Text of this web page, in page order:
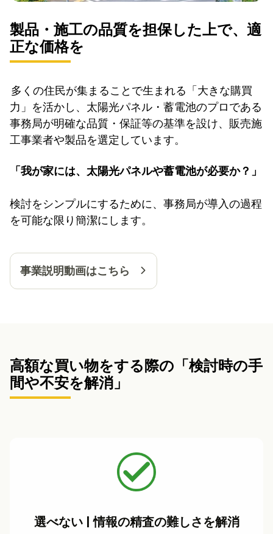
製品・施工の品質を担保した上で、適
正な価格を
多くの住民が集まることで生まれる「大きな購買
力」を活かし、太陽光パネル・蓄電池のプロである
事務局が明確な品質・保証等の基準を設け、販売施
工事業者や製品を選定しています。
「我が家には、太陽光パネルや蓄電池が必要か？」
検討をシンプルにするために、事務局が導入の過程
を可能な限り簡潔にします。
事業説明動画はこちら
高額な買い物をする際の「検討時の手
間や不安を解消」
選べない | 情報の精査の難しさを解消